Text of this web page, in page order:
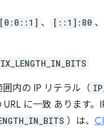
[0:0::1] 、 [::1]:80 、
内の IP リテラル（
URL に一致 あります。
）は、